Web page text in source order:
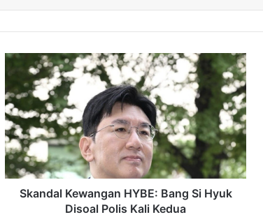
Skandal
Kewangan
HYBE:
Bang
Si
Hyuk
Disoal
Polis
Kali
KeduaSkandal Kewangan HYBE: Bang Si Hyuk
Disoal Polis Kali Kedua